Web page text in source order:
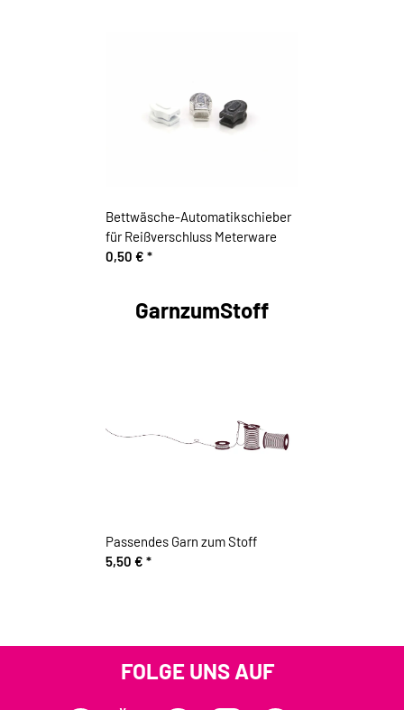
Bettwäsche-Automatikschieber
für Reißverschluss Meterware
0,50 € *
GarnzumStoff
Passendes Garn zum Stoff
5,50 € *
FOLGE UNS AUF